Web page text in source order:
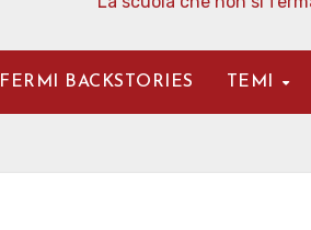
FERMI BACKSTORIES TEMI